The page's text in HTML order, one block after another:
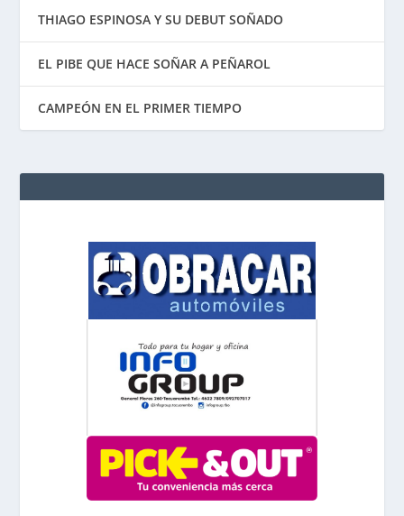
THIAGO ESPINOSA Y SU DEBUT SOÑADO
EL PIBE QUE HACE SOÑAR A PEÑAROL
CAMPEÓN EN EL PRIMER TIEMPO